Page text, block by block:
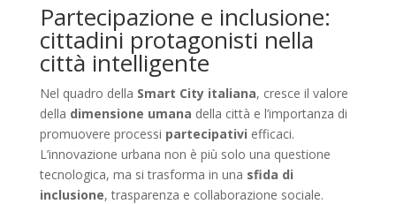
Partecipazione e inclusione:
cittadini protagonisti nella
città intelligente
Nel quadro della Smart City italiana, cresce il valore
della dimensione umana della città e l’importanza di
promuovere processi partecipativi efficaci.
L’innovazione urbana non è più solo una questione
tecnologica, ma si trasforma in una sfida di
inclusione, trasparenza e collaborazione sociale.